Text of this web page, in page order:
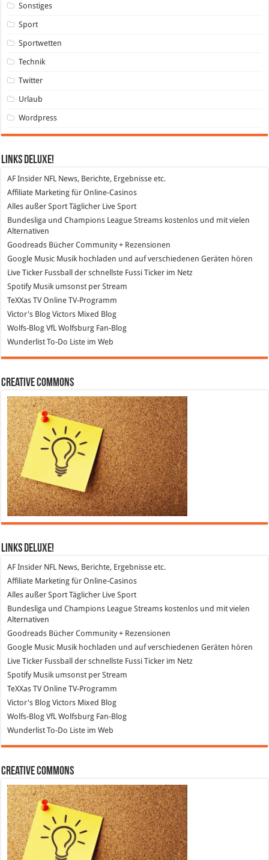
Sonstiges
Sport
Sportwetten
Technik
Twitter
Urlaub
Wordpress
Links DeLuXe!
AF Insider NFL News, Berichte, Ergebnisse etc.
Affiliate Marketing für Online-Casinos
Alles außer Sport Täglicher Live Sport
Bundesliga und Champions League Streams kostenlos und mit vielen
Alternativen
Goodreads Bücher Community + Rezensionen
Google Music Musik hochladen und auf verschiedenen Geräten hören
Live Ticker Fussball
der schnellste Fussi Ticker im Netz
SpotifyMusik umsonst per Stream
TeXXas TVOnline TV-Programm
Victor's Blog Victors Mixed Blog
Wolfs-Blog VfL Wolfsburg Fan-Blog
Wunderlist To-Do Liste im Web
Creative Commons
Links DeLuXe!
AF Insider NFL News, Berichte, Ergebnisse etc.
Affiliate Marketing für Online-Casinos
Alles außer SportTäglicher Live Sport
Bundesliga und Champions League Streams kostenlos und mit vielen
Alternativen
Goodreads Bücher Community + Rezensionen
Google Music Musik hochladen und auf verschiedenen Geräten hören
Live Ticker Fussball
der schnellste Fussi Ticker im Netz
SpotifyMusik umsonst per Stream
TeXXas TVOnline TV-Programm
Victor's Blog Victors Mixed Blog
Wolfs-Blog VfL Wolfsburg Fan-Blog
WunderlistTo-Do Liste im Web
Creative Commons